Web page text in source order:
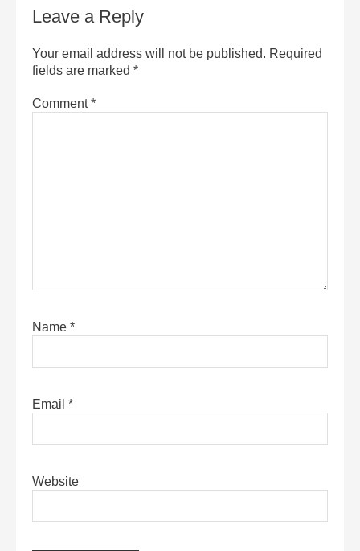
Leave a Reply
Your email address will not be published. Required
fields are marked *
Comment*
Name *
Email *
Website